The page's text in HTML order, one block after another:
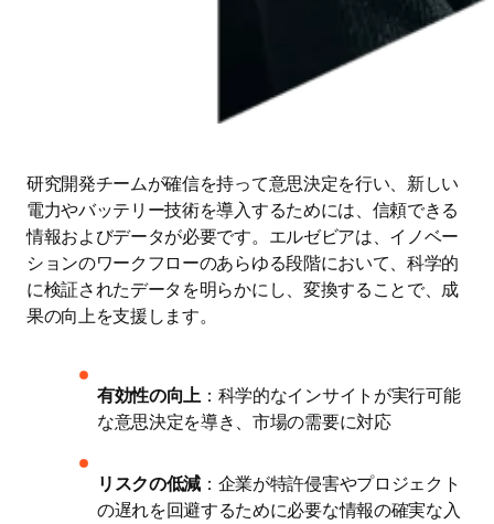
研究開発チームが確信を持って意思決定を行い、新しい
電力やバッテリー技術を導入するためには、信頼できる
情報およびデータが必要です。エルゼビアは、イノベー
ションのワークフローのあらゆる段階において、科学的
に検証されたデータを明らかにし、変換することで、成
果の向上を支援します。
有効性の向上 ：科学的なインサイトが実行可能
な意思決定を導き、市場の需要に対応
リスクの低減 ：企業が特許侵害やプロジェクト
の遅れを回避するために必要な情報の確実な入